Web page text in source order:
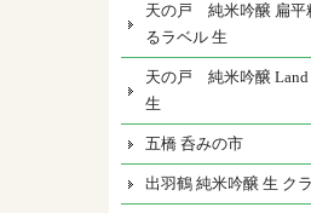
天の戸 純米吟醸 扁平
るラベル 生
天の戸 純米吟醸 Land
生
五橋 呑みの市
出羽鶴 純米吟醸 生 ク